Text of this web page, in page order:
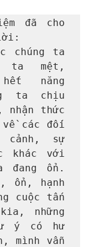
đã cho
chúng ta
ta mệt,
năng
ta chịu
nhận thức
về các đối
cảnh, sự
khác với
đang ổn.
ổn, hạnh
cuộc tấn
những
ý có hư
mình vẫn